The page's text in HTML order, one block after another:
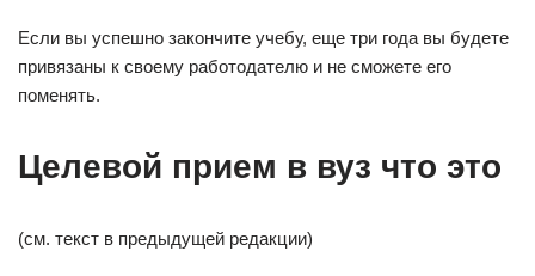
Если вы успешно закончите учебу, еще три года вы будете
привязаны к своему работодателю и не сможете его
поменять.
Целевой прием в вуз что это
(см. текст в предыдущей редакции)